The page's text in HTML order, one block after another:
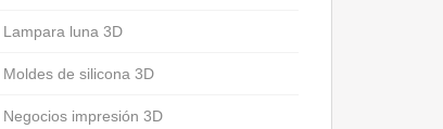
Lampara luna 3D
Moldes de silicona 3D
Negocios impresión 3D